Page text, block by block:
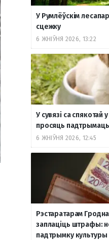
У Румлёўскім
сцежку
6 ЖНІЎНЯ 2026, 13:22
У сувязі са
просяць
6 ЖНІЎНЯ 2026, 12:45
Рэстаратарам
заплаціць штрафы:
падтрымку культуры